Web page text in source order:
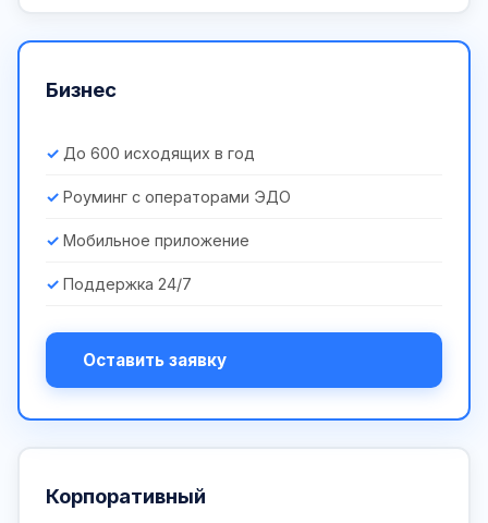
Бизнес
До 600 исходящих в год
Роуминг с операторами ЭДО
Мобильное приложение
Поддержка 24/7
Оставить заявку
Корпоративный